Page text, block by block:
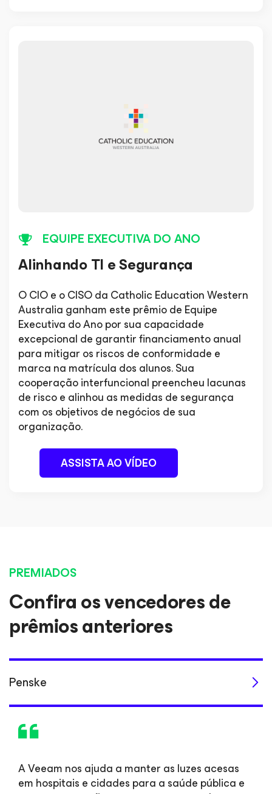
EQUIPE EXECUTIVA DO ANO
Alinhando TI e Segurança
O CIO e o CISO da Catholic Education Western
Australia ganham este prêmio de Equipe
Executiva do Ano por sua capacidade
excepcional de garantir financiamento anual
para mitigar os riscos de conformidade e
marca na matrícula dos alunos. Sua
cooperação interfuncional preencheu lacunas
de risco e alinhou as medidas de segurança
com os objetivos de negócios de sua
organização.
ASSISTA AO VÍDEO
PREMIADOS
Confira os vencedores de
prêmios anteriores
Penske
A Veeam nos ajuda a manter as luzes acesas
em hospitais e cidades para a saúde pública e